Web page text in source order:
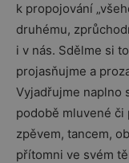
k propojování
druhému,
i v nás. Sdělme si
projasňujme a
Vyjadřujme naplno
podobě mluvené či
zpěvem, tancem,
přítomni ve svém